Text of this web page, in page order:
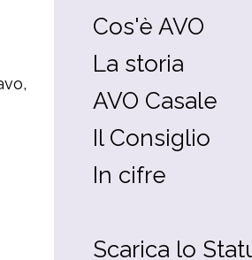
Cos'è AVO
La storia
AVO Casale
Il Consiglio
In cifre
Scarica lo